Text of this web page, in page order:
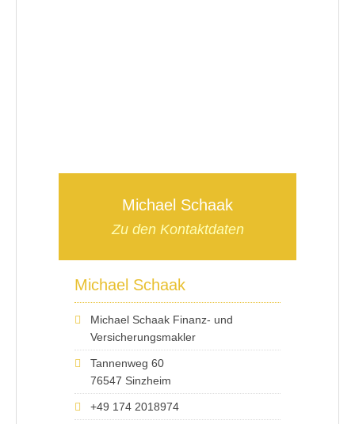
Michael Schaak
Zu den Kontaktdaten
Michael Schaak
Michael Schaak Finanz- und
Versicherungsmakler
Tannenweg 60
76547 Sinzheim
+49 174 2018974